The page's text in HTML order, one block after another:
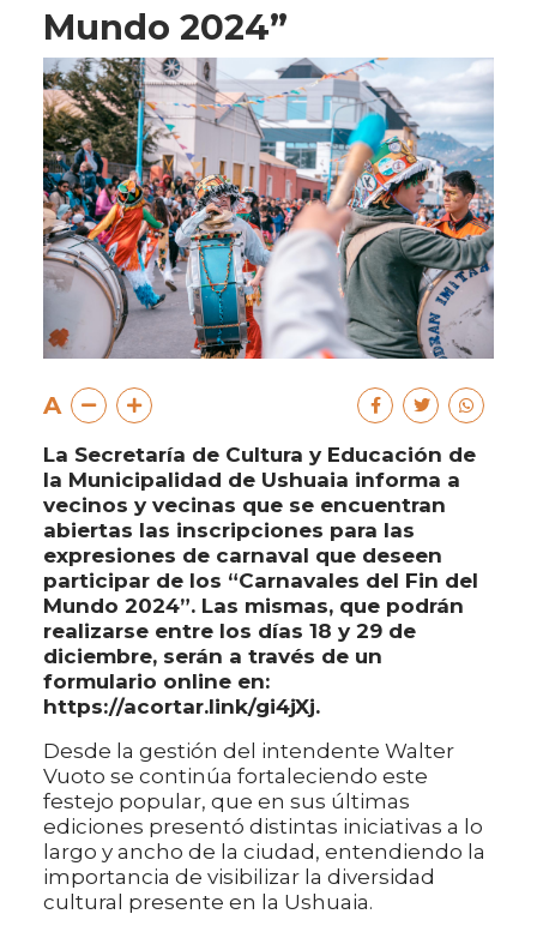
Mundo 2024”
A
La Secretaría de Cultura y Educación de
la Municipalidad de Ushuaia informa a
vecinos y vecinas que se encuentran
abiertas las inscripciones para las
expresiones de carnaval que deseen
participar de los “Carnavales del Fin del
Mundo 2024”. Las mismas, que podrán
realizarse entre los días 18 y 29 de
diciembre, serán a través de un
formulario online en:
https://acortar.link/gi4jXj.
Desde la gestión del intendente Walter
Vuoto se continúa fortaleciendo este
festejo popular, que en sus últimas
ediciones presentó distintas iniciativas a lo
largo y ancho de la ciudad, entendiendo la
importancia de visibilizar la diversidad
cultural presente en la Ushuaia.